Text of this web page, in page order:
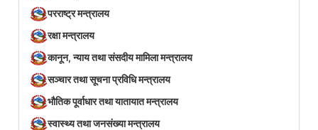
परराष्ट्र मन्त्रालय
रक्षा मन्त्रालय
कानून, न्याय तथा संसदीय मामिला मन्त्रालय
सञ्‍चार तथा सूचना प्रविधि मन्त्रालय
भौतिक पूर्वाधार तथा यातायात मन्त्रालय
स्वास्थ्य तथा जनसंख्या मन्त्रालय